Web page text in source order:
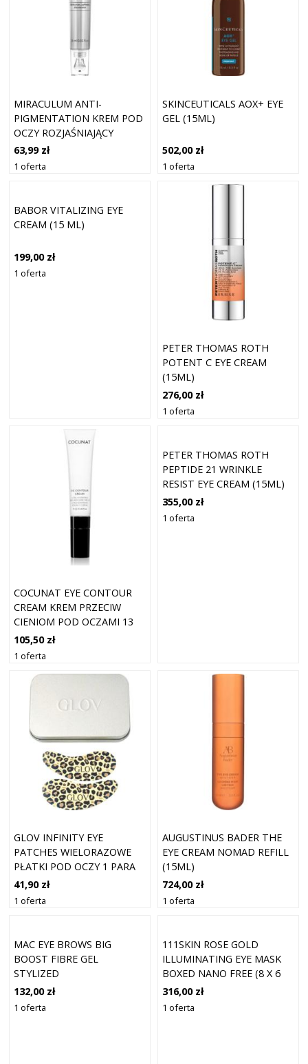
MIRACULUM ANTI-
PIGMENTATION KREM POD
OCZY ROZJAŚNIAJĄCY
CIENIE KREMY POD OCZY 15
ML
63,99 zł
1 oferta
SKINCEUTICALS AOX+ EYE
GEL (15ML)
502,00 zł
1 oferta
BABOR VITALIZING EYE
CREAM (15 ML)
199,00 zł
1 oferta
PETER THOMAS ROTH
POTENT C EYE CREAM
(15ML)
276,00 zł
1 oferta
COCUNAT EYE CONTOUR
CREAM KREM PRZECIW
CIENIOM POD OCZAMI 13
ML
105,50 zł
1 oferta
PETER THOMAS ROTH
PEPTIDE 21 WRINKLE
RESIST EYE CREAM (15ML)
355,00 zł
1 oferta
GLOV INFINITY EYE
PATCHES WIELORAZOWE
PŁATKI POD OCZY 1 PARA
41,90 zł
1 oferta
AUGUSTINUS BADER THE
EYE CREAM NOMAD REFILL
(15ML)
724,00 zł
1 oferta
MAC EYE BROWS BIG
BOOST FIBRE GEL
STYLIZED
132,00 zł
1 oferta
111SKIN ROSE GOLD
ILLUMINATING EYE MASK
BOXED NANO FREE (8 X 6
ML)
316,00 zł
1 oferta